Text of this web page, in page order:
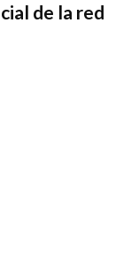
de la red